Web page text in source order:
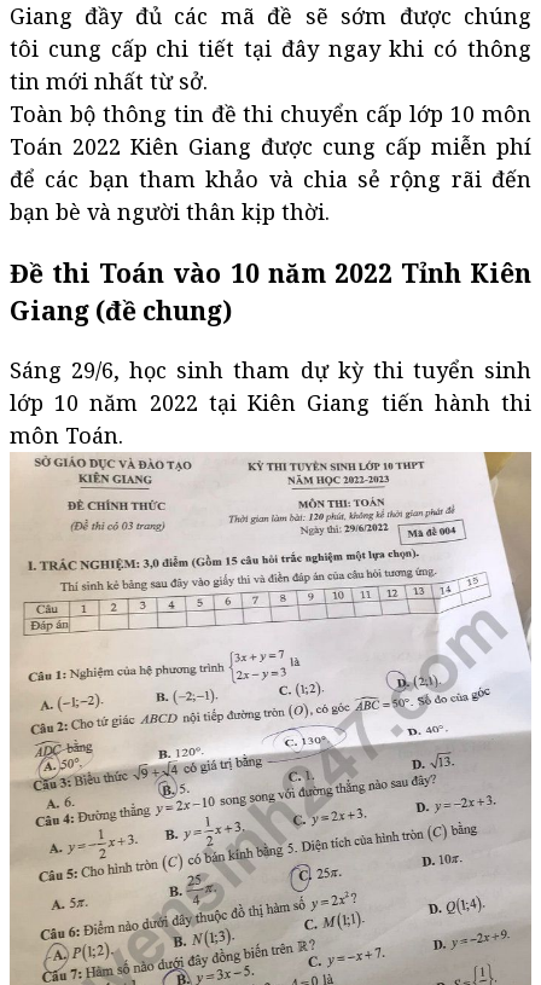
Giang đầy đủ các mã đề sẽ sớm được chúng
tôi cung cấp chi tiết tại đây ngay khi có thông
tin mới nhất từ sở.
Toàn bộ thông tin đề thi chuyển cấp lớp 10 môn
Toán 2022 Kiên Giang được cung cấp miễn phí
để các bạn tham khảo và chia sẻ rộng rãi đến
bạn bè và người thân kịp thời.
Đề thi Toán vào 10 năm 2022 Tỉnh Kiên
Giang (đề chung)
Sáng 29/6, học sinh tham dự kỳ thi tuyển sinh
lớp 10 năm 2022 tại Kiên Giang tiến hành thi
môn Toán.